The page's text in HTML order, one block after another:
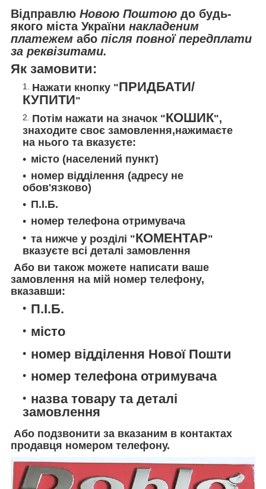
Відправлю Новою Поштою до будь-
якого міста України накладеним
платежем або після повної передплати
за реквізитами.
Як замовити:
Нажати кнопку "ПРИДБАТИ/
КУПИТИ"
Потім нажати на значок "КОШИК",
знаходите своє замовлення,нажимаєте
на нього та вказуєте:
місто (населений пункт)
номер відділення (адресу не
обов'язково)
П.І.Б.
номер телефона отримувача
та нижче у розділі "КОМЕНТАР"
вказуєте всі деталі замовлення
Або ви також можете написати ваше
замовлення на мій номер телефону,
вказавши:
П.І.Б.
місто
номер відділення Нової Пошти
номер телефона отримувача
назва товару та деталі
замовлення
Або подзвонити за вказаним в контактах
продавця номером телефону.